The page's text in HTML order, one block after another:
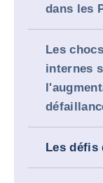
dans les
Les
internes
Les défis